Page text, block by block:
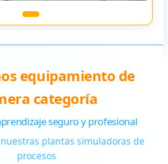
para carreras técnico
equipamiento de
categoría
seguro y profesional
plantas simuladoras de
procesos